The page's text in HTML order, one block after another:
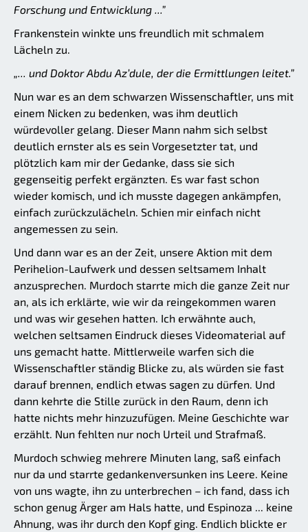
Forschung und Entwicklung ...”
Frankenstein winkte uns freundlich mit schmalem
Lächeln zu.
„... und Doktor Abdu Az’dule, der die Ermittlungen leitet.”
Nun war es an dem schwarzen Wissenschaftler, uns mit
einem Nicken zu bedenken, was ihm deutlich
würdevoller gelang. Dieser Mann nahm sich selbst
deutlich ernster als es sein Vorgesetzter tat, und
plötzlich kam mir der Gedanke, dass sie sich
gegenseitig perfekt ergänzten. Es war fast schon
wieder komisch, und ich musste dagegen ankämpfen,
einfach zurückzulächeln. Schien mir einfach nicht
angemessen zu sein.
Und dann war es an der Zeit, unsere Aktion mit dem
Perihelion-Laufwerk und dessen seltsamem Inhalt
anzusprechen. Murdoch starrte mich die ganze Zeit nur
an, als ich erklärte, wie wir da reingekommen waren
und was wir gesehen hatten. Ich erwähnte auch,
welchen seltsamen Eindruck dieses Videomaterial auf
uns gemacht hatte. Mittlerweile warfen sich die
Wissenschaftler ständig Blicke zu, als würden sie fast
darauf brennen, endlich etwas sagen zu dürfen. Und
dann kehrte die Stille zurück in den Raum, denn ich
hatte nichts mehr hinzuzufügen. Meine Geschichte war
erzählt. Nun fehlten nur noch Urteil und Strafmaß.
Murdoch schwieg mehrere Minuten lang, saß einfach
nur da und starrte gedankenversunken ins Leere. Keine
von uns wagte, ihn zu unterbrechen – ich fand, dass ich
schon genug Ärger am Hals hatte, und Espinoza ... keine
Ahnung, was ihr durch den Kopf ging. Endlich blickte er